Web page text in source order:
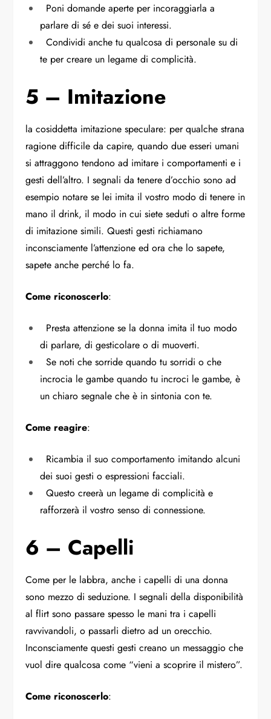
Poni domande aperte per incoraggiarla a
parlare di sé e dei suoi interessi.
Condividi anche tu qualcosa di personale su di
te per creare un legame di complicità.
5 – Imitazione
la cosiddetta imitazione speculare: per qualche strana
ragione difficile da capire, quando due esseri umani
si attraggono tendono ad imitare i comportamenti e i
gesti dell’altro. I segnali da tenere d’occhio sono ad
esempio notare se lei imita il vostro modo di tenere in
mano il drink, il modo in cui siete seduti o altre forme
di imitazione simili. Questi gesti richiamano
inconsciamente l’attenzione ed ora che lo sapete,
sapete anche perché lo fa.
Come riconoscerlo:
Presta attenzione se la donna imita il tuo modo
di parlare, di gesticolare o di muoverti.
Se noti che sorride quando tu sorridi o che
incrocia le gambe quando tu incroci le gambe, è
un chiaro segnale che è in sintonia con te.
Come reagire:
Ricambia il suo comportamento imitando alcuni
dei suoi gesti o espressioni facciali.
Questo creerà un legame di complicità e
rafforzerà il vostro senso di connessione.
6 – Capelli
Come per le labbra, anche i capelli di una donna
sono mezzo di seduzione. I segnali della disponibilità
al flirt sono passare spesso le mani tra i capelli
ravvivandoli, o passarli dietro ad un orecchio.
Inconsciamente questi gesti creano un messaggio che
vuol dire qualcosa come “vieni a scoprire il mistero”.
Come riconoscerlo: